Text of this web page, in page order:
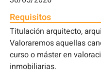
Requisitos
Titulación arquitecto,
Valoraremos aquellas
curso o máster en
inmobiliarias.